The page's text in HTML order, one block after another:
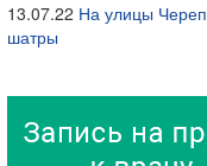
13.07.22 На улицы
шатры